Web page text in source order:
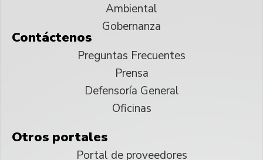
Ambiental
Gobernanza
Contáctenos
Preguntas Frecuentes
Prensa
Defensoría General
Oficinas
Otros portales
Portal de proveedores